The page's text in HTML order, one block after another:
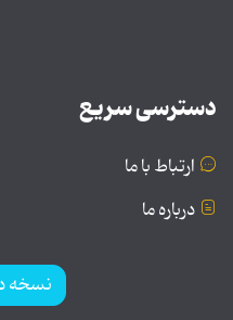
دسترسی سریع
ارتباط با ما
درباره ما
نسخه